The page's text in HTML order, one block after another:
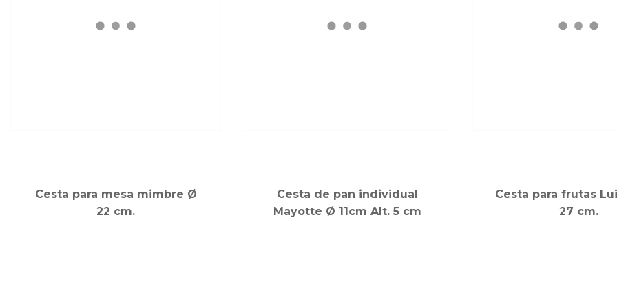
Cesta para mesa mimbre Ø
22 cm.
Cesta de pan individual
Mayotte Ø 11cm Alt. 5 cm
Cesta para frutas
27 cm.